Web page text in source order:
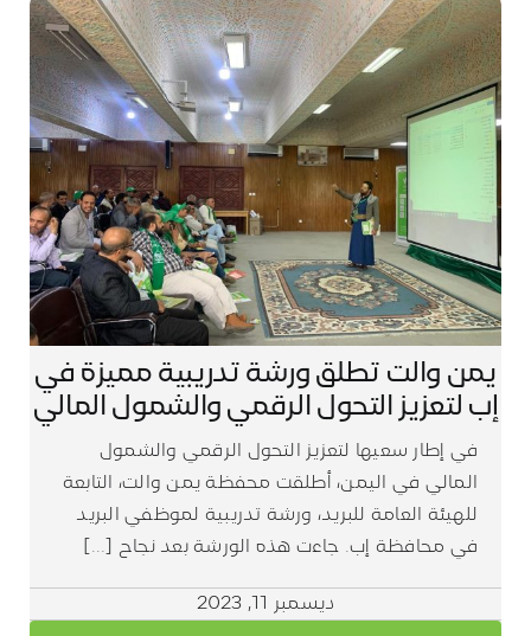
يمن والت تطلق ورشة تدريبية مميزة في
إب لتعزيز التحول الرقمي والشمول المالي
في إطار سعيها لتعزيز التحول الرقمي والشمول
المالي في اليمن، أطلقت محفظة يمن والت، التابعة
للهيئة العامة للبريد، ورشة تدريبية لموظفي البريد
في محافظة إب. جاءت هذه الورشة بعد نجاح [...]
ديسمبر 11, 2023